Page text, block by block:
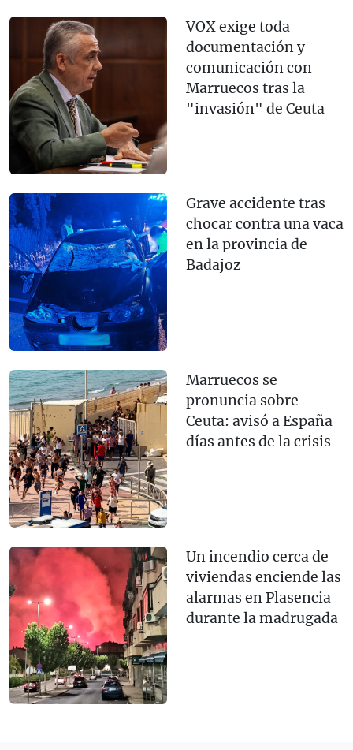
VOX exige toda
documentación y
comunicación con
Marruecos tras la
"invasión" de Ceuta
Grave accidente tras
chocar contra una vaca
en la provincia de
Badajoz
Marruecos se
pronuncia sobre
Ceuta: avisó a España
días antes de la crisis
Un incendio cerca de
viviendas enciende las
alarmas en Plasencia
durante la madrugada